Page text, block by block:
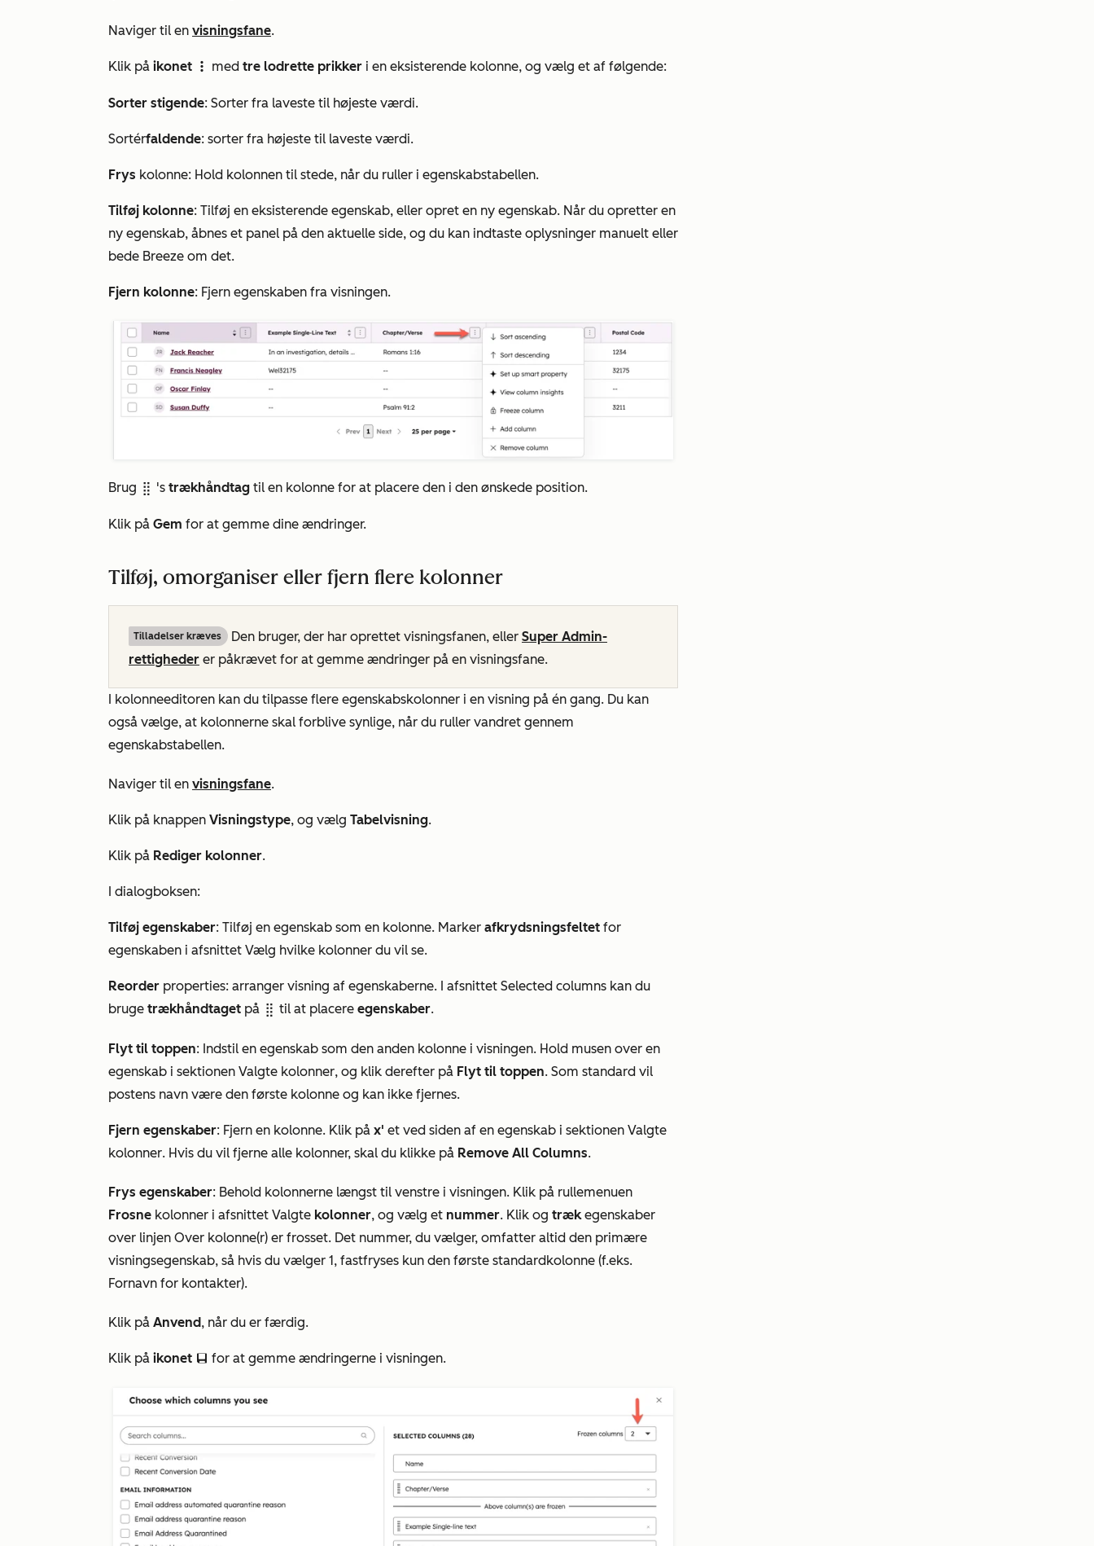
Naviger til en visningsfane.
Klik på ikonet verticalMenu med tre lodrette prikker i en eksisterende kolonne, og vælg et af følgende:
Sorter stigende: Sorter fra laveste til højeste værdi.
Sortérfaldende: sorter fra højeste til laveste værdi.
Frys kolonne: Hold kolonnen til stede, når du ruller i egenskabstabellen.
Tilføj kolonne: Tilføj en eksisterende egenskab, eller opret en ny egenskab. Når du opretter en
ny egenskab, åbnes et panel på den aktuelle side, og du kan indtaste oplysninger manuelt eller
bede Breeze om det.
Fjern kolonne: Fjern egenskaben fra visningen.
Brug dragHandle 's trækhåndtag til en kolonne for at placere den i den ønskede position.
Klik på Gem for at gemme dine ændringer.
Tilføj, omorganiser eller fjern flere kolonner
Tilladelser kræves Den bruger, der har oprettet visningsfanen, eller Super Admin-
rettigheder er påkrævet for at gemme ændringer på en visningsfane.
I kolonneeditoren kan du tilpasse flere egenskabskolonner i en visning på én gang. Du kan
også vælge, at kolonnerne skal forblive synlige, når du ruller vandret gennem
egenskabstabellen.
Naviger til en visningsfane.
Klik på knappen Visningstype, og vælg Tabelvisning.
Klik på Rediger kolonner.
I dialogboksen:
Tilføj egenskaber: Tilføj en egenskab som en kolonne. Marker afkrydsningsfeltet for
egenskaben i afsnittet Vælg hvilke kolonner du vil se.
Reorder properties: arranger visning af egenskaberne. I afsnittet Selected columns kan du
bruge trækhåndtaget på dragHandle til at placere egenskaber.
Flyt til toppen: Indstil en egenskab som den anden kolonne i visningen. Hold musen over en
egenskab i sektionen Valgte kolonner, og klik derefter på Flyt til toppen. Som standard vil
postens navn være den første kolonne og kan ikke fjernes.
Fjern egenskaber: Fjern en kolonne. Klik på x' et ved siden af en egenskab i sektionen Valgte
kolonner. Hvis du vil fjerne alle kolonner, skal du klikke på Remove All Columns.
Frys egenskaber: Behold kolonnerne længst til venstre i visningen. Klik på rullemenuen
Frosne kolonner i afsnittet Valgte kolonner, og vælg et nummer. Klik og trækegenskaber
over linjen Over kolonne(r) er frosset. Det nummer, du vælger, omfatter altid den primære
visningsegenskab, så hvis du vælger 1, fastfryses kun den første standardkolonne (f.eks.
Fornavn for kontakter).
Klik på Anvend, når du er færdig.
Klik på ikonet saveEditableViewIcon for at gemme ændringerne i visningen.